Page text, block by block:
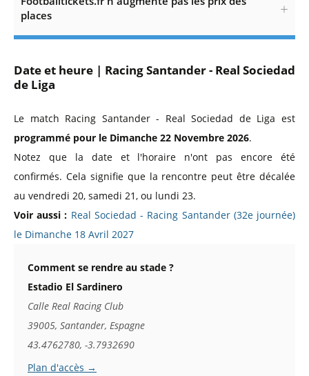
places
Date et heure | Racing Santander - Real Sociedad
de Liga
Le match Racing Santander - Real Sociedad de Liga est
programmé pour le Dimanche 22 Novembre 2026.
Notez que la date et l'horaire n'ont pas encore été
confirmés. Cela signifie que la rencontre peut être décalée
au vendredi 20, samedi 21, ou lundi 23.
Voir aussi : Real Sociedad - Racing Santander (32e journée)
le Dimanche 18 Avril 2027
Comment se rendre au stade ?
Estadio El Sardinero
Calle Real Racing Club
39005, Santander, Espagne
43.4762780, -3.7932690
Plan d'accès →